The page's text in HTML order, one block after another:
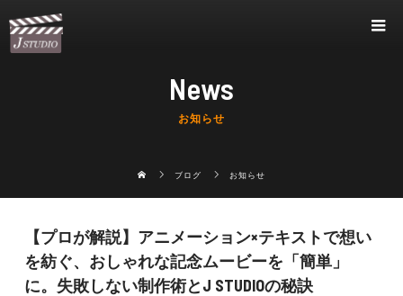
News
お知らせ
ブログ お知らせ
【プロが解説】アニメーション×テキストで想い
を紡ぐ、おしゃれな記念ムービーを「簡単」
に。失敗しない制作術とJ STUDIOの秘訣